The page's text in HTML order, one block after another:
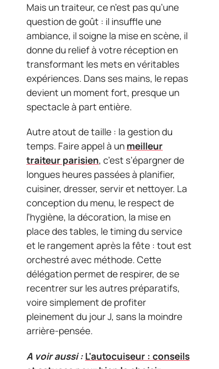
Mais un traiteur, ce n’est pas qu’une
question de goût : il insuffle une
ambiance, il soigne la mise en scène, il
donne du relief à votre réception en
transformant les mets en véritables
expériences. Dans ses mains, le repas
devient un moment fort, presque un
spectacle à part entière.
Autre atout de taille : la gestion du
temps. Faire appel à unmeilleur
traiteur parisien, c’est s’épargner de
longues heures passées à planifier,
cuisiner, dresser, servir et nettoyer. La
conception du menu, le respect de
l’hygiène, la décoration, la mise en
place des tables, le timing du service
et le rangement après la fête : tout est
orchestré avec méthode. Cette
délégation permet de respirer, de se
recentrer sur les autres préparatifs,
voire simplement de profiter
pleinement du jour J, sans la moindre
arrière-pensée.
A voir aussi :L'autocuiseur : conseils